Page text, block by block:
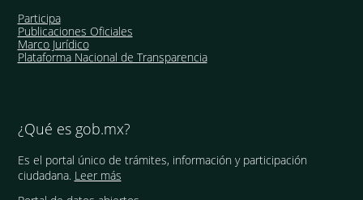
Participa
Publicaciones Oficiales
Marco Jurídico
Plataforma Nacional de Transparencia
¿Qué es gob.mx?
Es el portal único de trámites, información y participación
ciudadana. Leer más